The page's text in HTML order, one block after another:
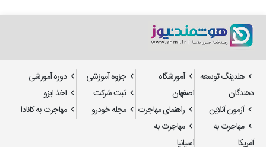
هلدینگ توسعه
دهندگان
آموزشگاه
اصفهان
جزوه آموزشی
دوره آموزشی
ثبت شرکت
اخذ ایزو
آزمون آنلاین
راهنمای مهاجرت مجله خودرو
مهاجرت به کانادا
مهاجرت به
آمریکا
مهاجرت به
اسپانیا